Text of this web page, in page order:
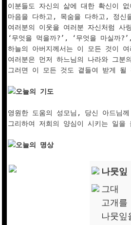
이분들도 자신의 삶에 대한 확신이 없
마음을 다하고, 목숨을 다하고, 정신
여러분의 이웃을 여러분 자신처럼 사
‘무엇을 먹을까?’, ‘무엇을 마실까
하늘의 아버지께서는 이 모든 것이
여러분은 먼저 하느님의 나라와 그분
그러면 이 모든 것도 곁들여 받게 될
오늘의 기도
영원한 도움의 성모님, 당신 아드님
그리하여 저희의 양심이 시키는 일을
오늘의 명상
나뭇잎
그대
고개
나뭇